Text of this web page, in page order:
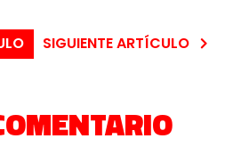
SIGUIENTE ARTÍCULO